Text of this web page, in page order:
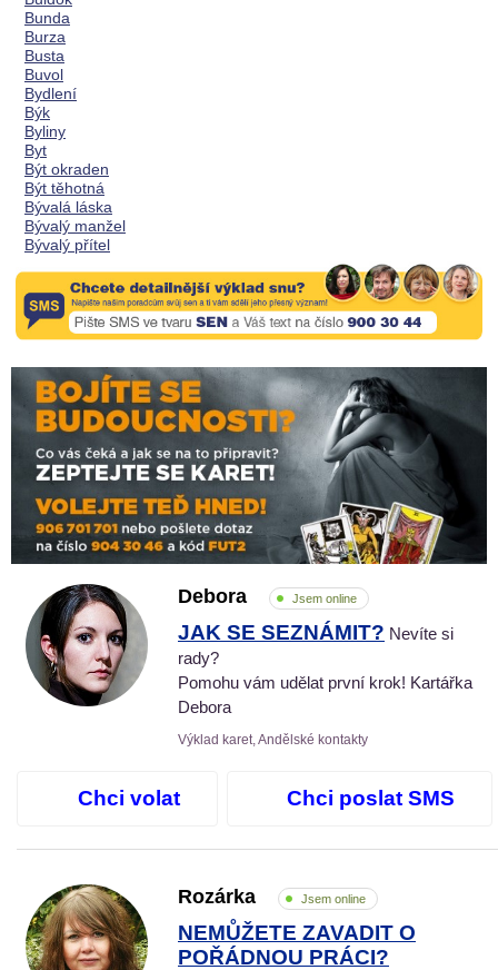
Bunda
Burza
Busta
Buvol
Bydlení
Býk
Byliny
Byt
Být okraden
Být těhotná
Bývalá láska
Bývalý manžel
Bývalý přítel
Debora Jsem online
JAK SE SEZNÁMIT? Nevíte si
rady?
Pomohu vám udělat první krok! Kartářka
Debora
Výklad karet, Andělské kontakty
Chci volat Chci poslat SMS
Rozárka Jsem online
NEMŮŽETE ZAVADIT O
POŘÁDNOU PRÁCI?